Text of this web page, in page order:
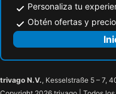
Personaliza tu
Obtén ofertas y
trivago N.V., Kesselstraße 5 – 7,